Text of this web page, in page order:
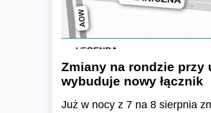
Zmiany na rondzie przy
wybuduje nowy łącznik
Już w nocy z 7 na 8 sierpnia